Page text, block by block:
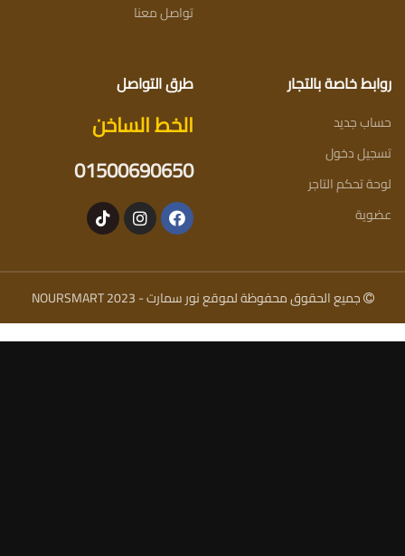
تواصل معنا
روابط خاصة بالتجار
حساب جديد
تسجيل دخول
لوحة تحكم التاجر
عضوية
طرق التواصل
الخط الساخن
01500690650
جميع الحقوق محفوظة لموقع نور سمارت - NOURSMART 2023